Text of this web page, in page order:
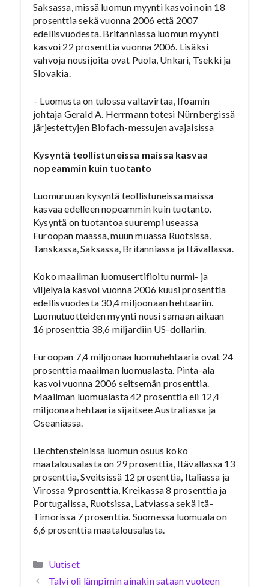
Saksassa, missä luomun myynti kasvoi noin 18
prosenttia sekä vuonna 2006 että 2007
edellisvuodesta. Britanniassa luomun myynti
kasvoi 22 prosenttia vuonna 2006. Lisäksi
vahvoja nousijoita ovat Puola, Unkari, Tsekki ja
Slovakia.
– Luomusta on tulossa valtavirtaa, Ifoamin
johtaja Gerald A. Herrmann totesi Nürnbergissä
järjestettyjen Biofach-messujen avajaisissa
Kysyntä teollistuneissa maissa kasvaa
nopeammin kuin tuotanto
Luomuruuan kysyntä teollistuneissa maissa
kasvaa edelleen nopeammin kuin tuotanto.
Kysyntä on tuotantoa suurempi useassa
Euroopan maassa, muun muassa Ruotsissa,
Tanskassa, Saksassa, Britanniassa ja Itävallassa.
Koko maailman luomusertifioitu nurmi- ja
viljelyala kasvoi vuonna 2006 kuusi prosenttia
edellisvuodesta 30,4 miljoonaan hehtaariin.
Luomutuotteiden myynti nousi samaan aikaan
16 prosenttia 38,6 miljardiin US-dollariin.
Euroopan 7,4 miljoonaa luomuhehtaaria ovat 24
prosenttia maailman luomualasta. Pinta-ala
kasvoi vuonna 2006 seitsemän prosenttia.
Maailman luomualasta 42 prosenttia eli 12,4
miljoonaa hehtaaria sijaitsee Australiassa ja
Oseaniassa.
Liechtensteinissa luomun osuus koko
maatalousalasta on 29 prosenttia, Itävallassa 13
prosenttia, Sveitsissä 12 prosenttia, Italiassa ja
Virossa 9 prosenttia, Kreikassa 8 prosenttia ja
Portugalissa, Ruotsissa, Latviassa sekä Itä-
Timorissa 7 prosenttia. Suomessa luomuala on
6,6 prosenttia maatalousalasta.
Kategoriat
Uutiset
Talvi oli lämpimin ainakin sataan vuoteen